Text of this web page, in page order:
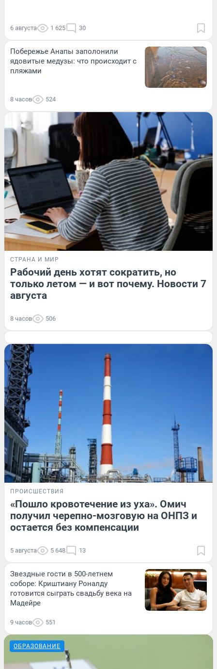
6 августа 1 625 30
Побережье Анапы заполонили
ядовитые медузы: что происходит с
пляжами
8 часов 524
СТРАНА И МИР
Рабочий день хотят сократить, но
только летом — и вот почему. Новости 7
августа
8 часов 506
ПРОИСШЕСТВИЯ
«Пошло кровотечение из уха». Омич
получил черепно-мозговую на ОНПЗ и
остается без компенсации
5 августа 5 648 13
Звездные гости в 500-летнем
соборе: Криштиану Роналду
готовится сыграть свадьбу века на
Мадейре
9 часов 551
ОБРАЗОВАНИЕ